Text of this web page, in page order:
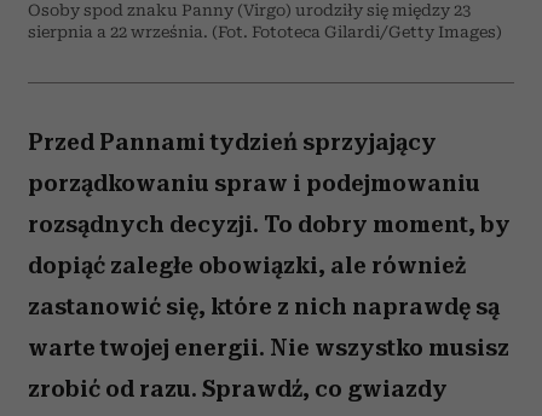
Osoby spod znaku Panny (Virgo) urodziły się między 23
sierpnia a 22 września. (Fot. Fototeca Gilardi/Getty Images)
Przed Pannami tydzień sprzyjający
porządkowaniu spraw i podejmowaniu
rozsądnych decyzji. To dobry moment, by
dopiąć zaległe obowiązki, ale również
zastanowić się, które z nich naprawdę są
warte twojej energii. Nie wszystko musisz
zrobić od razu. Sprawdź, co gwiazdy